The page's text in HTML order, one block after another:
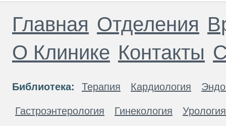
Главная Отделения
О Клинике Контакты
Библиотека: Терапия Кардиология
Гастроэнтерология Гинекология Урология